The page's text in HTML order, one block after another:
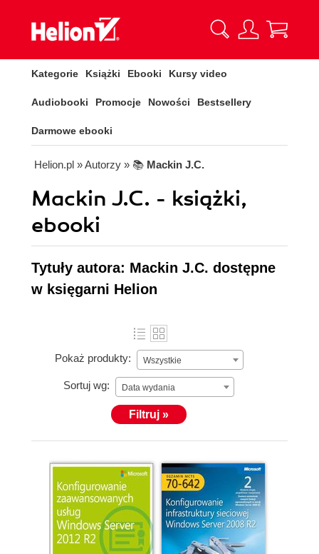
Kategorie Książki Ebooki Kursy video
Audiobooki Promocje Nowości Bestsellery
Darmowe ebooki
Helion.pl » Autorzy » 📚 Mackin J.C.
Mackin J.C. - książki,
ebooki
Tytuły autora: Mackin J.C. dostępne
w księgarni Helion
Pokaż produkty: Wszystkie
Sortuj wg: Data wydania
Filtruj »